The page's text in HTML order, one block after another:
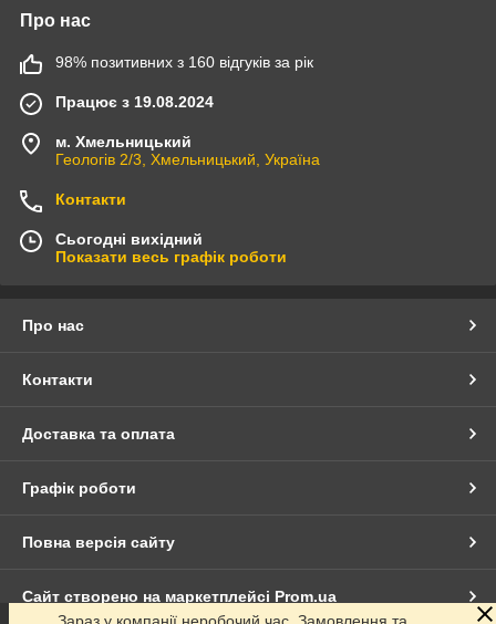
Про нас
98% позитивних з 160 відгуків за рік
Працює з 19.08.2024
м. Хмельницький
Геологів 2/3, Хмельницький, Україна
Контакти
Сьогодні вихідний
Показати весь графік роботи
Про нас
Контакти
Доставка та оплата
Графік роботи
Повна версія сайту
Сайт створено на маркетплейсі Prom.ua